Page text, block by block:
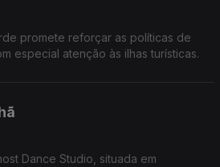
promete reforçar as políticas de
especial atenção às ilhas turísticas.
Dance Studio, situada em